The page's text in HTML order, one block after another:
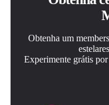
Obtenha um
Experimente grátis